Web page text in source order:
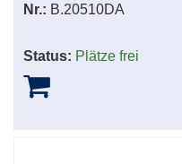
Nr.: B.20510DA
Status: Plätze frei